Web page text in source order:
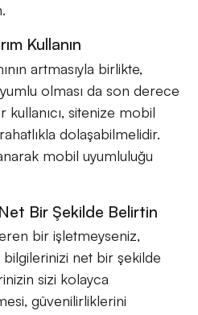
Kullanın
artmasıyla birlikte,
olması da son derece
kullanıcı, sitenize mobil
dolaşabilmelidir.
mobil uyumluluğu
Bir Şekilde Belirtin
bir işletmeyseniz,
net bir şekilde
sizi kolayca
güvenilirliklerini